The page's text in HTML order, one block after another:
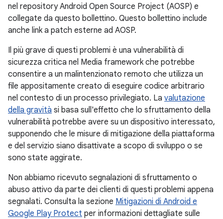
nel repository Android Open Source Project (AOSP) e
collegate da questo bollettino. Questo bollettino include
anche link a patch esterne ad AOSP.
Il più grave di questi problemi è una vulnerabilità di
sicurezza critica nel Media framework che potrebbe
consentire a un malintenzionato remoto che utilizza un
file appositamente creato di eseguire codice arbitrario
nel contesto di un processo privilegiato. La valutazione
della gravità si basa sull'effetto che lo sfruttamento della
vulnerabilità potrebbe avere su un dispositivo interessato,
supponendo che le misure di mitigazione della piattaforma
e del servizio siano disattivate a scopo di sviluppo o se
sono state aggirate.
Non abbiamo ricevuto segnalazioni di sfruttamento o
abuso attivo da parte dei clienti di questi problemi appena
segnalati. Consulta la sezione Mitigazioni di Android e
Google Play Protect per informazioni dettagliate sulle